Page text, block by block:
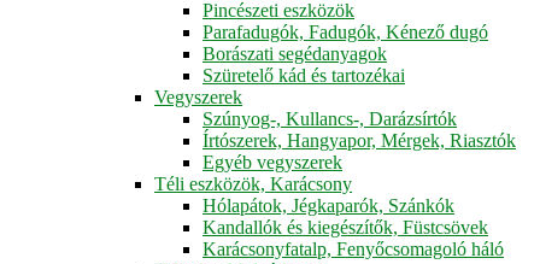
Pincészeti eszközök
Parafadugók, Fadugók, Kénező dugó
Borászati segédanyagok
Szüretelő kád és tartozékai
Vegyszerek
Szúnyog-, Kullancs-, Darázsírtók
Írtószerek, Hangyapor, Mérgek, Riasztók
Egyéb vegyszerek
Téli eszközök, Karácsony
Hólapátok, Jégkaparók, Szánkók
Kandallók és kiegészítők, Füstcsövek
Karácsonyfatalp, Fenyőcsomagoló háló